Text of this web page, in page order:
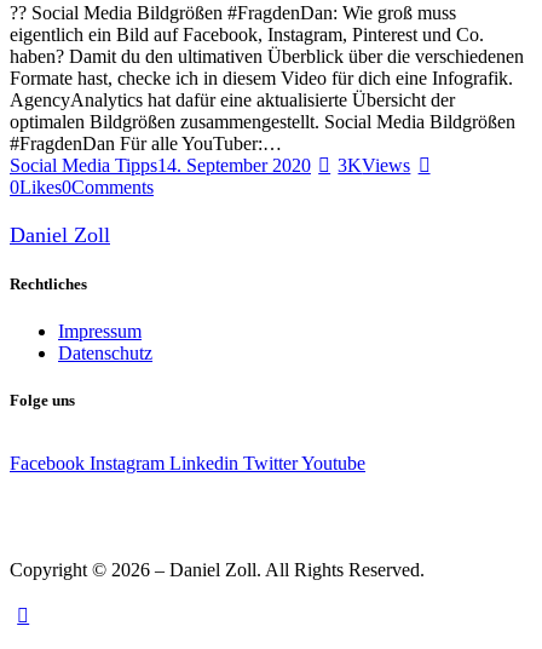
?? Social Media Bildgrößen #FragdenDan: Wie groß muss
eigentlich ein Bild auf Facebook, Instagram, Pinterest und Co.
haben? Damit du den ultimativen Überblick über die verschiedenen
Formate hast, checke ich in diesem Video für dich eine Infografik.
AgencyAnalytics hat dafür eine aktualisierte Übersicht der
optimalen Bildgrößen zusammengestellt. Social Media Bildgrößen
#FragdenDan Für alle YouTuber:…
Social Media Tipps14. September 2020 3KViews
0Likes0Comments
Daniel Zoll
Rechtliches
Impressum
Datenschutz
Folge uns
Facebook Instagram Linkedin TwitterYoutube
Copyright © 2026 – Daniel Zoll. All Rights Reserved.